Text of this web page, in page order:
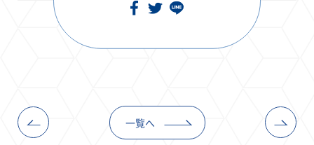
一覧へ